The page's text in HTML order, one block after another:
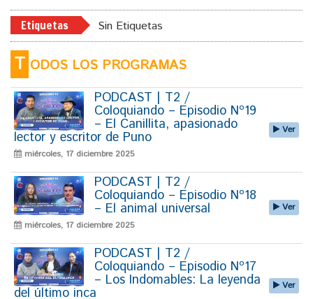
Etiquetas Sin Etiquetas
T ODOS LOS PROGRAMAS
PODCAST | T2 /
Coloquiando – Episodio Nº19
– El Canillita, apasionado
lector y escritor de Puno
miércoles, 17 diciembre 2025
Ver
PODCAST | T2 /
Coloquiando – Episodio Nº18
– El animal universal
miércoles, 17 diciembre 2025
Ver
PODCAST | T2 /
Coloquiando – Episodio Nº17
– Los Indomables: La leyenda
del último inca Ver